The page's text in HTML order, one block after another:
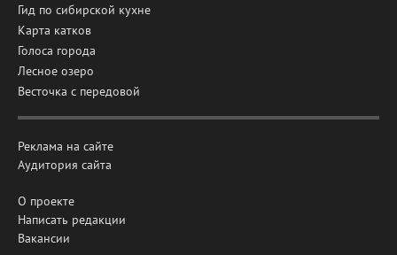
Гид по сибирской кухне
Карта катков
Голоса города
Лесное озеро
Весточка с передовой
Реклама на сайте
Аудитория сайта
О проекте
Написать редакции
Вакансии